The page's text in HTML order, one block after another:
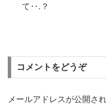
て‥.？
コメントをどうぞ
メールアドレスが公開さ